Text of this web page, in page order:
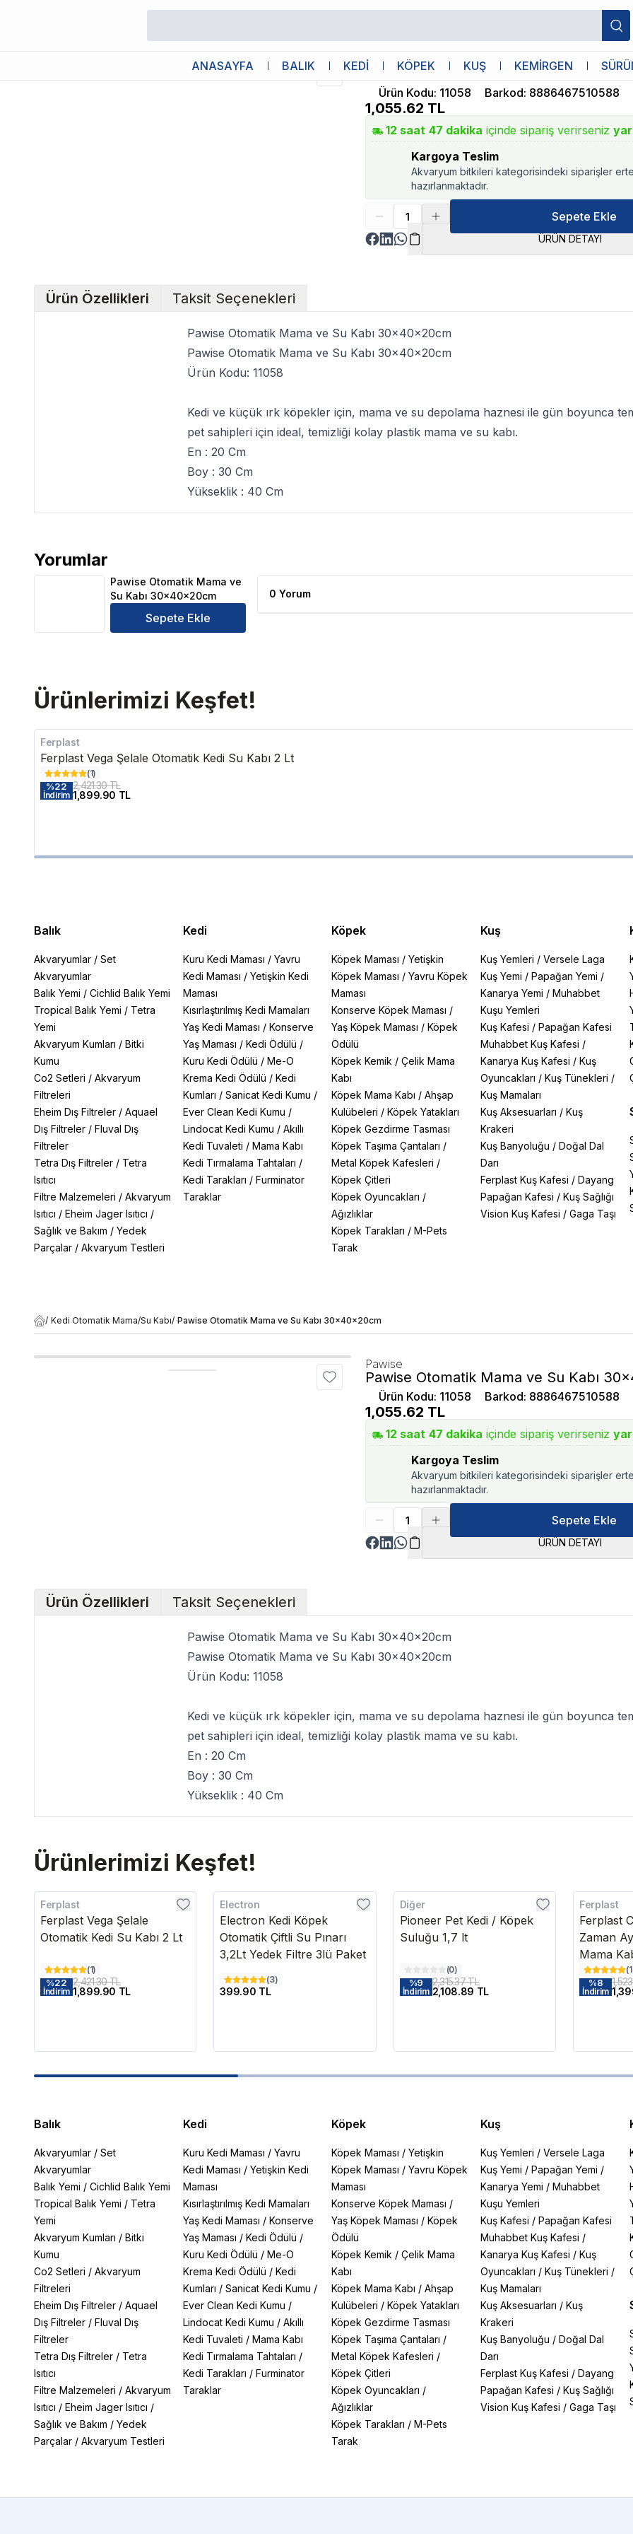
ANASAYFA BALIK KEDİ KÖPEK KUŞ KEMİRGEN
Pawise
Pawise Otomatik Mama ve Su Kabı
Ürün Kodu: 11058 Barkod: 8886467510588
1,055.62 TL
12 saat 47 dakika içinde sipariş verirseniz
Kargoya Teslim
Akvaryum bitkileri kategorisindeki siparişler
hazırlanmaktadır.
Sepete Ekle
ÜRÜN DETAYI
Ürün Özellikleri Taksit Seçenekleri
Pawise Otomatik Mama ve Su Kabı 30x40x20cm
Pawise Otomatik Mama ve Su Kabı 30x40x20cm
Ürün Kodu: 11058
Kedi ve küçük ırk köpekler için, mama ve su depolama haznesi ile gün boyunca
pet sahipleri için ideal, temizliği kolay plastik mama ve su kabı.
En : 20 Cm
Boy : 30 Cm
Yükseklik : 40 Cm
Yorumlar
Pawise Otomatik Mama ve Su Kabı 30x40x20cm Ürün Yorumları
Pawise Otomatik Mama ve
Su Kabı 30x40x20cm
Sepete Ekle
0 Yorum
Ürünlerimizi Keşfet!
Ferplast
Ferplast Vega Şelale Otomatik Kedi Su Kabı 2 Lt
(1)
%22
İndirim
2,421.30 TL
1,899.90 TL
Balık
Akvaryumlar / Set
Akvaryumlar
Balık Yemi / Cichlid Balık Yemi
Tropical Balık Yemi / Tetra
Yemi
Akvaryum Kumları / Bitki
Kumu
Co2 Setleri / Akvaryum
Filtreleri
Eheim Dış Filtreler / Aquael
Dış Filtreler / Fluval Dış
Filtreler
Tetra Dış Filtreler / Tetra
Isıtıcı
Filtre Malzemeleri / Akvaryum
Isıtıcı / Eheim Jager Isıtıcı /
Sağlık ve Bakım / Yedek
Parçalar / Akvaryum Testleri
Kedi
Kuru Kedi Maması / Yavru
Kedi Maması / Yetişkin Kedi
Maması
Kısırlaştırılmış Kedi Mamaları
Yaş Kedi Maması / Konserve
Yaş Maması / Kedi Ödülü /
Kuru Kedi Ödülü / Me-O
Krema Kedi Ödülü / Kedi
Kumları / Sanicat Kedi Kumu /
Ever Clean Kedi Kumu /
Lindocat Kedi Kumu / Akıllı
Kedi Tuvaleti / Mama Kabı
Kedi Tırmalama Tahtaları /
Kedi Tarakları / Furminator
Taraklar
Köpek
Köpek Maması /Yetişkin
Köpek Maması /Yavru Köpek
Maması
Konserve Köpek Maması /
Yaş Köpek Maması /Köpek
Ödülü
Köpek Kemik /Çelik Mama
Kabı
Köpek Mama Kabı /Ahşap
Kulübeleri /Köpek Yatakları
Köpek Gezdirme Tasması
Köpek Taşıma Çantaları /
Metal Köpek Kafesleri /
Köpek Çitleri
Köpek Oyuncakları /
Ağızlıklar
Köpek Tarakları /M-Pets
Tarak
Kuş
Kuş Yemleri / Versele Laga
Kuş Yemi / Papağan Yemi /
Kanarya Yemi / Muhabbet
Kuşu Yemleri
Kuş Kafesi / Papağan Kafesi
Muhabbet Kuş Kafesi /
Kanarya Kuş Kafesi / Kuş
Oyuncakları / Kuş Tünekleri /
Kuş Mamaları
Kuş Aksesuarları / Kuş
Krakeri
Kuş Banyoluğu / Doğal Dal
Darı
Ferplast Kuş Kafesi / Dayang
Papağan Kafesi / Kuş Sağlığı
Vision Kuş Kafesi / Gaga Taşı
/ Kedi Otomatik Mama/Su Kabı/ Pawise Otomatik Mama ve Su Kabı 30x40x20cm
Pawise
Pawise Otomatik Mama ve Su Kabı
Ürün Kodu: 11058 Barkod: 8886467510588
1,055.62 TL
12 saat 47 dakika içinde sipariş verirseniz
Kargoya Teslim
Akvaryum bitkileri kategorisindeki siparişler
hazırlanmaktadır.
Sepete Ekle
ÜRÜN DETAYI
Ürün Özellikleri Taksit Seçenekleri
Pawise Otomatik Mama ve Su Kabı 30x40x20cm
Pawise Otomatik Mama ve Su Kabı 30x40x20cm
Ürün Kodu: 11058
Kedi ve küçük ırk köpekler için, mama ve su depolama haznesi ile gün boyunca
pet sahipleri için ideal, temizliği kolay plastik mama ve su kabı.
En : 20 Cm
Boy : 30 Cm
Yükseklik : 40 Cm
Ürünlerimizi Keşfet!
Ferplast
Ferplast Vega Şelale
Otomatik Kedi Su Kabı 2 Lt
(1)
%22
İndirim
2,421.30 TL
1,899.90 TL
Electron
Electron Kedi Köpek
Otomatik Çiftli Su Pınarı
3,2Lt Yedek Filtre 3lü Paket
(3)
399.90 TL
Diğer
Pioneer Pet Kedi / Köpek
Suluğu 1,7 lt
(0)
%9
İndirim
2,315.37 TL
2,108.89 TL
Ferplast
Ferplast
Zaman
Mama
(1
%8
İndirim
Balık
Akvaryumlar / Set
Akvaryumlar
Balık Yemi / Cichlid Balık Yemi
Tropical Balık Yemi / Tetra
Yemi
Akvaryum Kumları / Bitki
Kumu
Co2 Setleri / Akvaryum
Filtreleri
Eheim Dış Filtreler / Aquael
Dış Filtreler / Fluval Dış
Filtreler
Tetra Dış Filtreler / Tetra
Isıtıcı
Filtre Malzemeleri / Akvaryum
Isıtıcı / Eheim Jager Isıtıcı /
Sağlık ve Bakım / Yedek
Parçalar / Akvaryum Testleri
Kedi
Kuru Kedi Maması / Yavru
Kedi Maması / Yetişkin Kedi
Maması
Kısırlaştırılmış Kedi Mamaları
Yaş Kedi Maması / Konserve
Yaş Maması / Kedi Ödülü /
Kuru Kedi Ödülü / Me-O
Krema Kedi Ödülü / Kedi
Kumları / Sanicat Kedi Kumu /
Ever Clean Kedi Kumu /
Lindocat Kedi Kumu / Akıllı
Kedi Tuvaleti / Mama Kabı
Kedi Tırmalama Tahtaları /
Kedi Tarakları / Furminator
Taraklar
Köpek
Köpek Maması /Yetişkin
Köpek Maması /Yavru Köpek
Maması
Konserve Köpek Maması /
Yaş Köpek Maması /Köpek
Ödülü
Köpek Kemik /Çelik Mama
Kabı
Köpek Mama Kabı /Ahşap
Kulübeleri /Köpek Yatakları
Köpek Gezdirme Tasması
Köpek Taşıma Çantaları /
Metal Köpek Kafesleri /
Köpek Çitleri
Köpek Oyuncakları /
Ağızlıklar
Köpek Tarakları /M-Pets
Tarak
Kuş
Kuş Yemleri / Versele Laga
Kuş Yemi / Papağan Yemi /
Kanarya Yemi / Muhabbet
Kuşu Yemleri
Kuş Kafesi / Papağan Kafesi
Muhabbet Kuş Kafesi /
Kanarya Kuş Kafesi / Kuş
Oyuncakları / Kuş Tünekleri /
Kuş Mamaları
Kuş Aksesuarları / Kuş
Krakeri
Kuş Banyoluğu / Doğal Dal
Darı
Ferplast Kuş Kafesi / Dayang
Papağan Kafesi / Kuş Sağlığı
Vision Kuş Kafesi / Gaga Taşı